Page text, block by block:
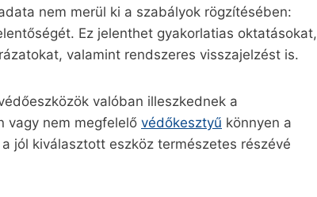
nem merül ki a szabályok rögzítésében:
Ez jelenthet gyakorlatias oktatásokat,
valamint rendszeres visszajelzést is.
valóban illeszkednek a
vagy nem megfelelő védőkesztyű könnyen a
jól kiválasztott eszköz természetes részévé